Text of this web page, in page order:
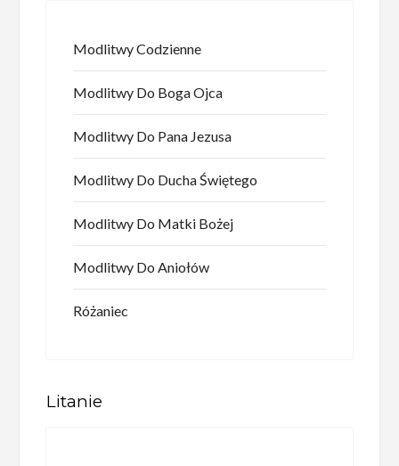
Modlitwy Codzienne
Modlitwy Do Boga Ojca
Modlitwy Do Pana Jezusa
Modlitwy Do Ducha Świętego
Modlitwy Do Matki Bożej
Modlitwy Do Aniołów
Różaniec
Litanie